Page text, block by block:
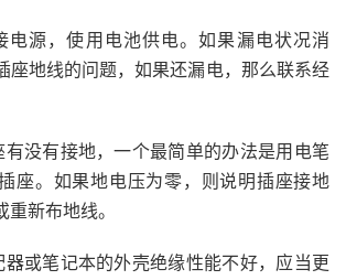
电源，使用电池供电。如果漏电状况消
座地线的问题，如果还漏电，那么联系经
没有接地，一个最简单的办法是用电笔
座。如果地电压为零，则说明插座接地
新布地线。
或笔记本的外壳绝缘性能不好，应当更